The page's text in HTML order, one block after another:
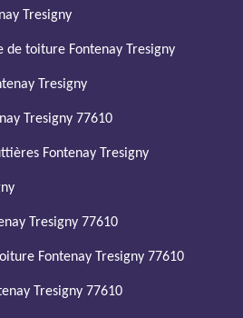
Tresigny
de toiture Fontenay Tresigny
Tresigny
Tresigny 77610
Fontenay Tresigny
Tresigny 77610
Fontenay Tresigny 77610
Tresigny 77610